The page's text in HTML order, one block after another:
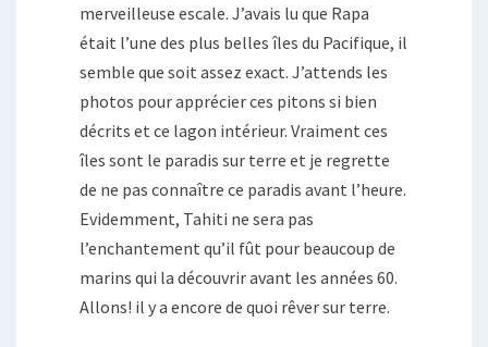
merveilleuse escale. J’avais lu que Rapa
était l’une des plus belles îles du Pacifique, il
semble que soit assez exact. J’attends les
photos pour apprécier ces pitons si bien
décrits et ce lagon intérieur. Vraiment ces
îles sont le paradis sur terre et je regrette
de ne pas connaître ce paradis avant l’heure.
Evidemment, Tahiti ne sera pas
l’enchantement qu’il fût pour beaucoup de
marins qui la découvrir avant les années 60.
Allons! il y a encore de quoi rêver sur terre.